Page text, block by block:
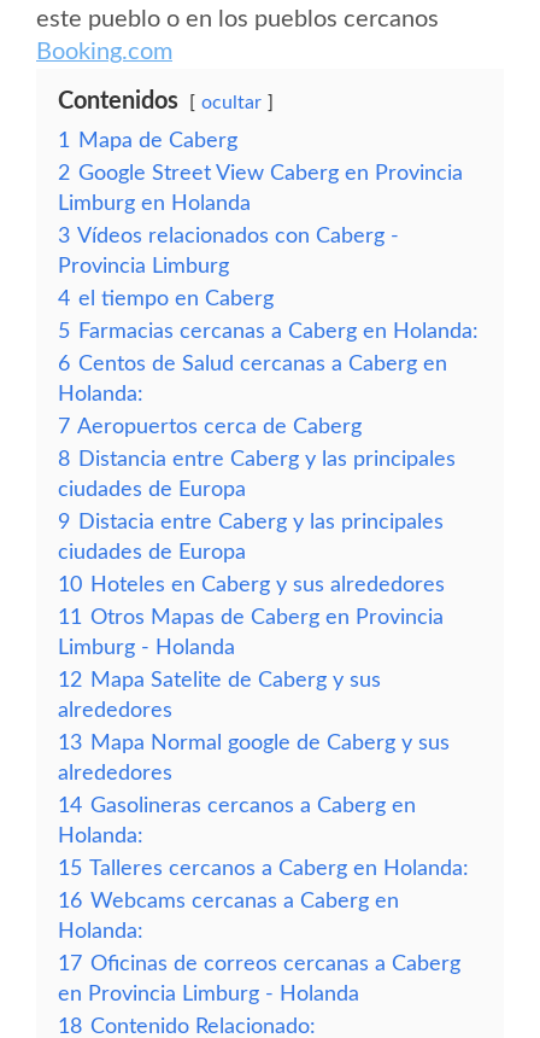
este pueblo o en los pueblos cercanos
Booking.com
Contenidos ocultar
1
Mapa de Caberg
2 Google Street View Caberg en Provincia
Limburg en Holanda
3 Vídeos relacionados con Caberg -
Provincia Limburg
4 el tiempo en Caberg
5 Farmacias cercanas a Caberg en Holanda:
6 Centos de Salud cercanas a Caberg en
Holanda:
7 Aeropuertos cerca de Caberg
8 Distancia entre Caberg y las principales
ciudades de Europa
9 Distacia entre Caberg y las principales
ciudades de Europa
10 Hoteles en Caberg y sus alrededores
11 Otros Mapas de Caberg en Provincia
Limburg - Holanda
12 Mapa Satelite de Caberg y sus
alrededores
13 Mapa Normal google de Caberg y sus
alrededores
14 Gasolineras cercanos a Caberg en
Holanda:
15 Talleres cercanos a Caberg en Holanda:
16 Webcams cercanas a Caberg en
Holanda:
17 Oficinas de correos cercanas a Caberg
en Provincia Limburg - Holanda
18 Contenido Relacionado: